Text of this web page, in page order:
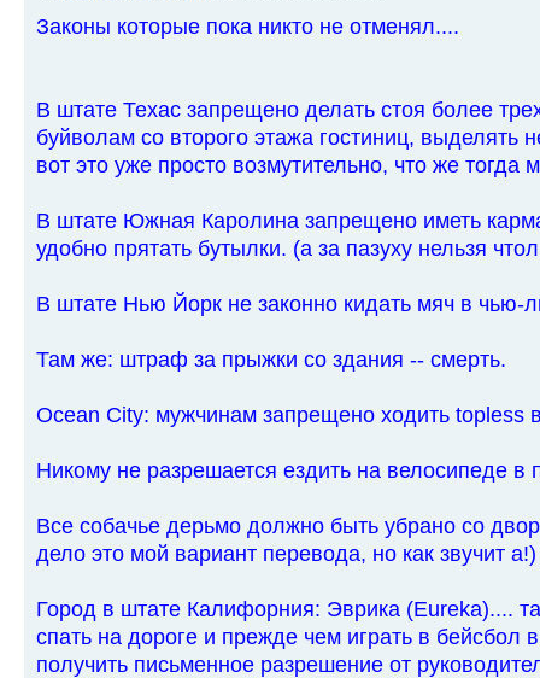
Законы которые пока никто не отменял....
В штате Техас запрещено делать стоя более
буйволам со второго этажа гостиниц, выделять
вот это уже просто возмутительно, что же тогда
В штате Южная Каролина запрещено иметь
удобно прятать бутылки. (а за пазуху нельзя
В штате Нью Йорк не законно кидать мяч в чью-
Там же: штраф за прыжки со здания -- смерть.
Ocean City: мужчинам запрещено ходить topless
Никому не разрешается ездить на велосипеде в
Все собачье дерьмо должно быть убрано со
дело это мой вариант перевода, но как звучит а!)
Город в штате Калифорния: Эврика (Eureka)....
спать на дороге и прежде чем играть в бейсбол
получить письменное разрешение от